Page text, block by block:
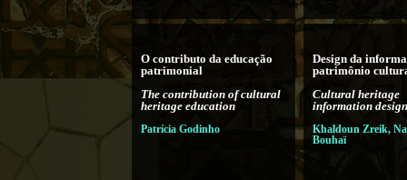
O contributo da educação
patrimonial
The contribution of cultural
heritage education
Patrícia Godinho
Design da
patrimônio
Cultural heritage
information design
Khaldoun Zreik,
Bouhaï